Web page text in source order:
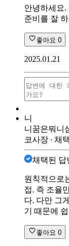
안녕하세요.
준비를 잘
좋아요 0
2025.01.21
니
니꿈은뭐니
코사장 ∙ 채
채택된 답
원칙적으로
접. 즉 조율
다. 다만 그
기 때문에
좋아요 0